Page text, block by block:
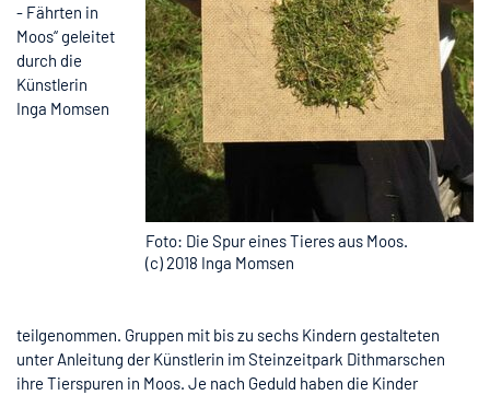
Foto: Die Spur eines Tieres aus Moos.
(c) 2018 Inga Momsen
- Fährten in
Moos“ geleitet
durch die
Künstlerin
Inga Momsen
teilgenommen. Gruppen mit bis zu sechs Kindern gestalteten
unter Anleitung der Künstlerin im Steinzeitpark Dithmarschen
ihre Tierspuren in Moos. Je nach Geduld haben die Kinder